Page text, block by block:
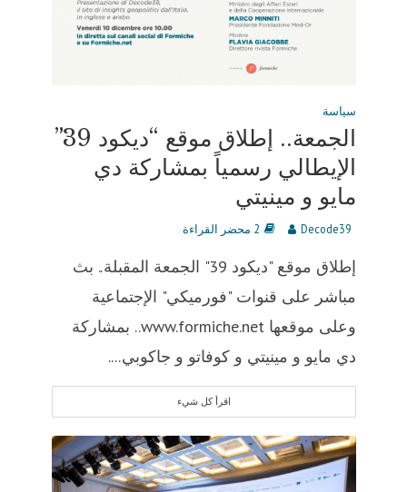
سياسة
الجمعة.. إطلاق موقع “ديكود 39”
الإيطالي رسمياً بمشاركة دي
مايو و مينيتي
Decode39 2 محضر القراءة
إطلاق موقع "ديكود 39" الجمعة المقبلة.. بث
مباشر على قنوات "فورميكي" الإجتماعية
وعلى موقعها www.formiche.net.. بمشاركة
دي مايو و مينيتي و كوفاتو و جاكوبي....
اقرأ كل شيء